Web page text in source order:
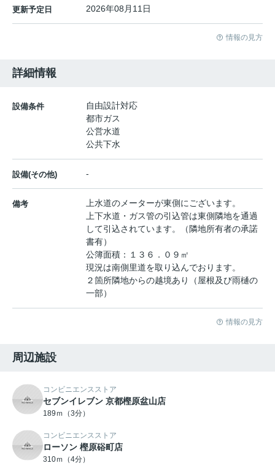
更新予定日 2026年08月11日
情報の見方
詳細情報
設備条件
自由設計対応
都市ガス
公営水道
公共下水
設備(その他) -
備考
上水道のメーターが東側にございます。
上下水道・ガス管の引込管は東側隣地を通過
して引込されています。（隣地所有者の承諾
書有）
公簿面積：１３６．０９㎡
現況は南側里道を取り込んでおります。
２箇所隣地からの越境あり（屋根及び雨樋の
一部）
情報の見方
周辺施設
コンビニエンスストア
セブンイレブン 京都樫原盆山店
189ｍ（3分）
コンビニエンスストア
ローソン 樫原硲町店
310ｍ（4分）